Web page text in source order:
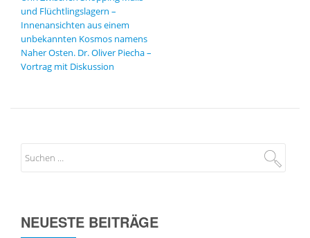
und Flüchtlingslagern –
Innenansichten aus einem
unbekannten Kosmos namens
Naher Osten. Dr. Oliver Piecha –
Vortrag mit Diskussion
NEUESTE BEITRÄGE